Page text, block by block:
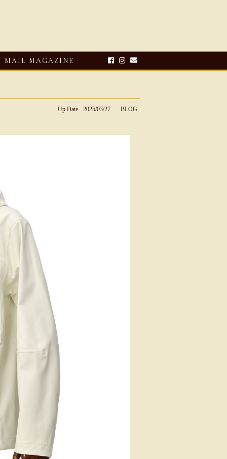
MAIL MAGAZINE
Up Date 2025/03/27 BLOG
UP
ーニ】ク
ンダル